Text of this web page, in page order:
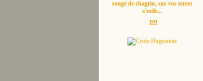
rongé de chagrin, sur vos terres
s'exile...
BM